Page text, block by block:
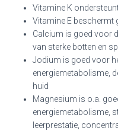
Vitamine K
Vitamine E beschermt
Calcium is goed voor
van sterke botten en
Jodium is goed voor
energiemetabolisme,
huid
Magnesium is o.a.
energiemetabolisme,
leerprestatie,